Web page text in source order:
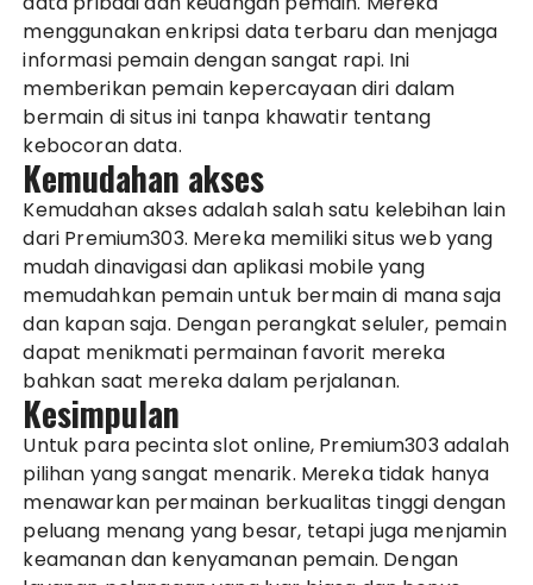
menggunakan enkripsi data terbaru dan menjaga
informasi pemain dengan sangat rapi. Ini
memberikan pemain kepercayaan diri dalam
bermain di situs ini tanpa khawatir tentang
kebocoran data.
Kemudahan akses
Kemudahan akses adalah salah satu kelebihan lain
dari Premium303. Mereka memiliki situs web yang
mudah dinavigasi dan aplikasi mobile yang
memudahkan pemain untuk bermain di mana saja
dan kapan saja. Dengan perangkat seluler, pemain
dapat menikmati permainan favorit mereka
bahkan saat mereka dalam perjalanan.
Kesimpulan
Untuk para pecinta slot online, Premium303 adalah
pilihan yang sangat menarik. Mereka tidak hanya
menawarkan permainan berkualitas tinggi dengan
peluang menang yang besar, tetapi juga menjamin
keamanan dan kenyamanan pemain. Dengan